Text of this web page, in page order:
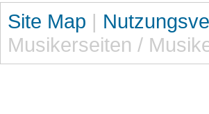
Site Map |
Musikerseiten /